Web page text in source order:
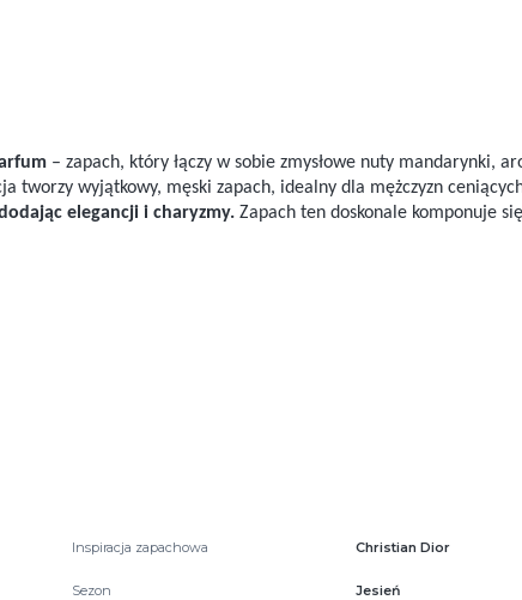
– zapach, który łączy w sobie zmysłowe nuty mandarynki,
tworzy wyjątkowy, męski zapach, idealny dla mężczyzn
elegancji i charyzmy. Zapach ten doskonale komponuje
Inspiracja zapachowa Christian Dior
Sezon Jesień